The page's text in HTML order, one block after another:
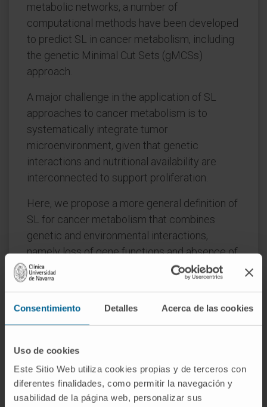
Consentimiento Detalles Acerca de las cookies
Uso de cookies
Este Sitio Web utiliza cookies propias y de terceros con
diferentes finalidades, como permitir la navegación y
usabilidad de la página web, personalizar sus
metabolic networks, a number of
computational methods have been developed
to predict SL in cancer metabolism, including
the genetic Minimal Cut Sets (gMCSs)
approach.
A major challenge in the application of SL
approaches to cancer metabolism is to
systematically integrate tumor
microenvironment, given that genetic
interactions and nutritional availability are
interconnected to support proliferation.
Here, we propose a more general definition of
SL for cancer metabolism that combines
genetic and environmental interactions,
namely loss of gene functions and absence of
nutrients in the environment. We extend our
gMCSs approach to determine this new family
A computational and experimental proof-of-
lethality of dihydrofolate reductase (DHFR)
inhibition in different environments.
Finally, our approach is applied to identify